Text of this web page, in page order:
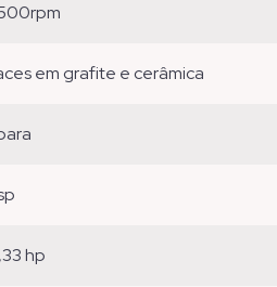
em grafite e cerâmica
0,33 hp